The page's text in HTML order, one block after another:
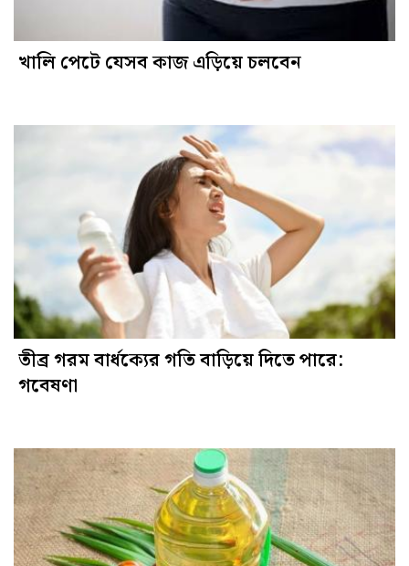
খালি পেটে যেসব কাজ এড়িয়ে চলবেন
তীব্র গরম বার্ধক্যের গতি বাড়িয়ে দিতে পারে:
গবেষণা